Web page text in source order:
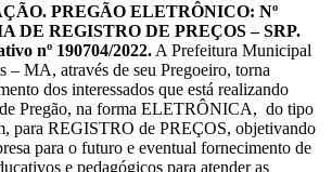
PREGÃO ELETRÔNICO: Nº
DE REGISTRO DE PREÇOS – SRP.
nº 190704/2022. A Prefeitura Municipal
– MA, através de seu Pregoeiro, torna
dos interessados que está realizando
Pregão, na forma ELETRÔNICA, do tipo
para REGISTRO de PREÇOS, objetivando
para o futuro e eventual fornecimento de
e pedagógicos para atender as